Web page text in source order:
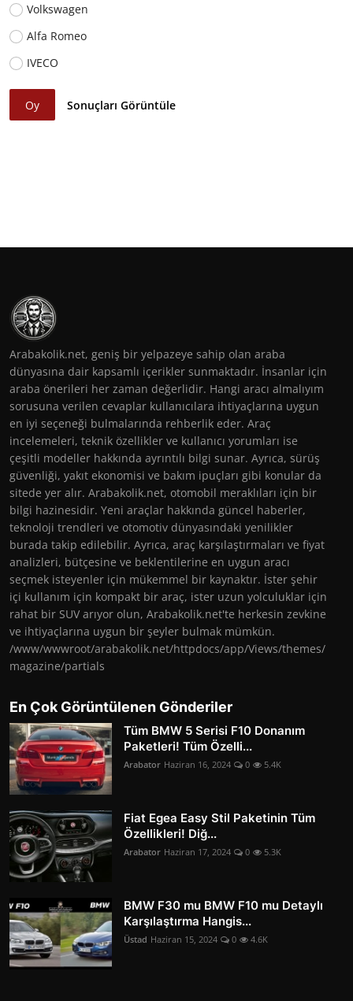
Volkswagen
Alfa Romeo
IVECO
Oy Sonuçları Görüntüle
Arabakolik.net, geniş bir yelpazeye sahip olan araba
dünyasına dair kapsamlı içerikler sunmaktadır. İnsanlar için
araba önerileri her zaman değerlidir. Hangi aracı almalıyım
sorusuna verilen cevaplar kullanıcılara ihtiyaçlarına uygun
en iyi seçeneği bulmalarında rehberlik eder. Araç
incelemeleri, teknik özellikler ve kullanıcı yorumları ise
çeşitli modeller hakkında ayrıntılı bilgi sunar. Ayrıca, sürüş
güvenliği, yakıt ekonomisi ve bakım ipuçları gibi konular da
sitede yer alır. Arabakolik.net, otomobil meraklıları için bir
bilgi hazinesidir. Yeni araçlar hakkında güncel haberler,
teknoloji trendleri ve otomotiv dünyasındaki yenilikler
burada takip edilebilir. Ayrıca, araç karşılaştırmaları ve fiyat
analizleri, bütçesine ve beklentilerine en uygun aracı
seçmek isteyenler için mükemmel bir kaynaktır. İster şehir
içi kullanım için kompakt bir araç, ister uzun yolculuklar için
rahat bir SUV arıyor olun, Arabakolik.net'te herkesin zevkine
ve ihtiyaçlarına uygun bir şeyler bulmak mümkün.
/www/wwwroot/arabakolik.net/httpdocs/app/Views/themes/
magazine/partials
En Çok Görüntülenen Gönderiler
Tüm BMW 5 Serisi F10 Donanım
Paketleri! Tüm Özelli...
Arabator Haziran 16, 2024 0 5.4K
Fiat Egea Easy Stil Paketinin Tüm
Özellikleri! Diğ...
Arabator Haziran 17, 2024 0 5.3K
BMW F30 mu BMW F10 mu Detaylı
Karşılaştırma Hangis...
Üstad Haziran 15, 2024 0 4.6K